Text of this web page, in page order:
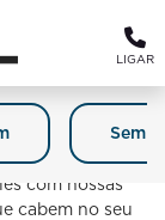
LIGAR
com nossas
cabem no seu